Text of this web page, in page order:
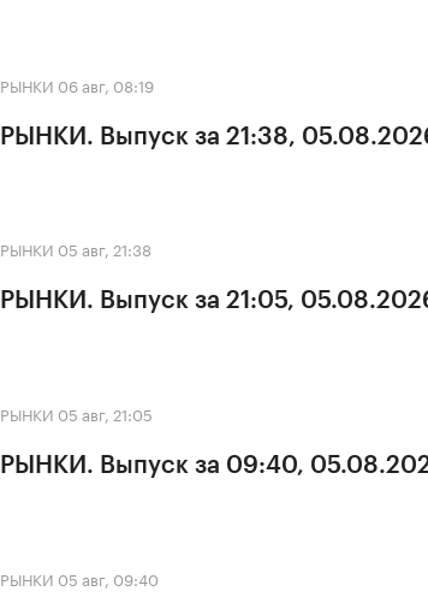
РЫНКИ 06 авг, 08:19
РЫНКИ. Выпуск за 21:38,
РЫНКИ 05 авг, 21:38
РЫНКИ. Выпуск за 21:05,
РЫНКИ 05 авг, 21:05
РЫНКИ. Выпуск за 09:40,
РЫНКИ 05 авг, 09:40